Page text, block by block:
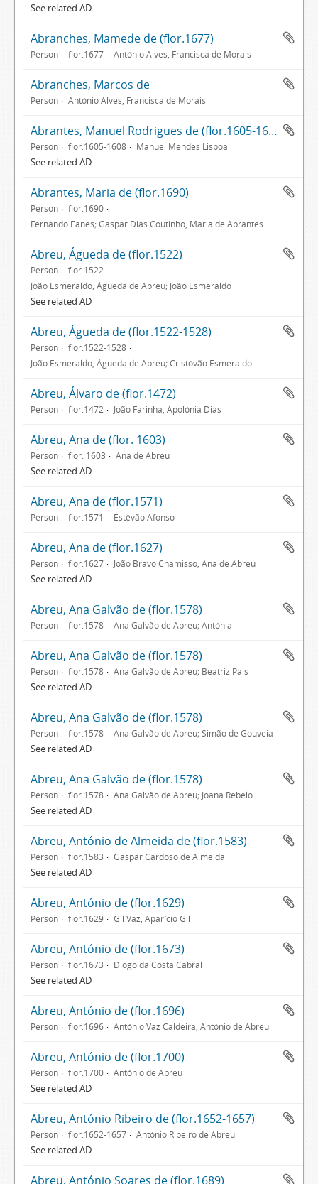
See related AD
Abranches, Mamede de (flor.1677)
Person flor.1677 António Alves, Francisca de Morais
Abranches, Marcos de
Person António Alves, Francisca de Morais
Abrantes, Manuel Rodrigues de (flor.1605-1608)
Person flor.1605-1608 Manuel Mendes Lisboa
See related AD
Abrantes, Maria de (flor.1690)
Person
flor.1690
Fernando Eanes; Gaspar Dias Coutinho, Maria de Abrantes
Abreu, Águeda de (flor.1522)
Person
flor.1522
João Esmeraldo, Águeda de Abreu; João Esmeraldo
See related AD
Abreu, Águeda de (flor.1522-1528)
Person
flor.1522-1528
João Esmeraldo, Águeda de Abreu; Cristóvão Esmeraldo
Abreu, Álvaro de (flor.1472)
Person flor.1472 João Farinha, Apolónia Dias
Abreu, Ana de (flor. 1603)
Person flor. 1603 Ana de Abreu
See related AD
Abreu, Ana de (flor.1571)
Person flor.1571 Estêvão Afonso
Abreu, Ana de (flor.1627)
Person flor.1627 João Bravo Chamisso, Ana de Abreu
See related AD
Abreu, Ana Galvão de (flor.1578)
Person flor.1578 Ana Galvão de Abreu; Antónia
Abreu, Ana Galvão de (flor.1578)
Person flor.1578 Ana Galvão de Abreu; Beatriz Pais
See related AD
Abreu, Ana Galvão de (flor.1578)
Person flor.1578 Ana Galvão de Abreu; Simão de Gouveia
See related AD
Abreu, Ana Galvão de (flor.1578)
Person flor.1578 Ana Galvão de Abreu; Joana Rebelo
See related AD
Abreu, António de Almeida de (flor.1583)
Person flor.1583 Gaspar Cardoso de Almeida
See related AD
Abreu, António de (flor.1629)
Person flor.1629 Gil Vaz, Aparício Gil
Abreu, António de (flor.1673)
Person flor.1673 Diogo da Costa Cabral
See related AD
Abreu, António de (flor.1696)
Person flor.1696 António Vaz Caldeira; António de Abreu
Abreu, António de (flor.1700)
Person flor.1700 António de Abreu
See related AD
Abreu, António Ribeiro de (flor.1652-1657)
Person flor.1652-1657 António Ribeiro de Abreu
See related AD
Abreu, António Soares de (flor.1689)